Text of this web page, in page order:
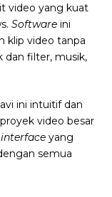
video yang kuat
Software ini
klip video tanpa
dan filter, musik,
ini intuitif dan
video besar
interface yang
semua